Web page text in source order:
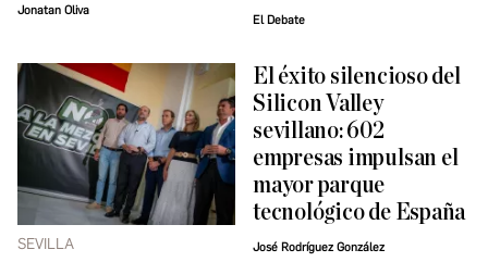
Jonatan Oliva
El Debate
SEVILLA
El éxito silencioso del
Silicon Valley
sevillano: 602
empresas impulsan el
mayor parque
tecnológico de España
José Rodríguez González